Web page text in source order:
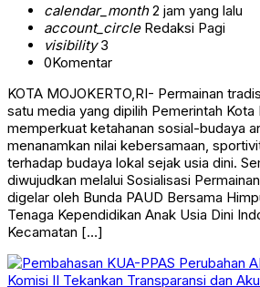
calendar_month2 jam yang lalu
account_circleRedaksi Pagi
visibility3
0Komentar
KOTA MOJOKERTO,RI- Permainan
satu media yang dipilih Pemerintah
memperkuat ketahanan sosial-budaya
menanamkan nilai kebersamaan,
terhadap budaya lokal sejak usia dini.
diwujudkan melalui Sosialisasi
digelar oleh Bunda PAUD Bersama
Tenaga Kependidikan Anak Usia Dini
Kecamatan […]